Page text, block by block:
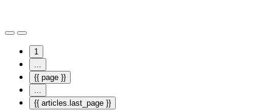
1
...
{{ page }}
...
{{ articles.last_page }}